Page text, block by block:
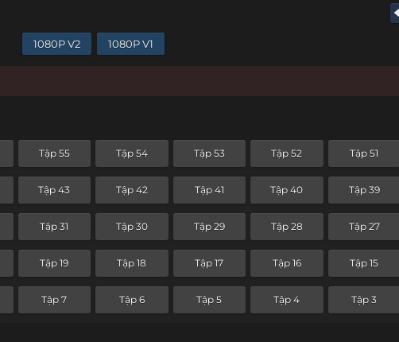
1080P V2 1080P V1
Tập 55 Tập 54 Tập 53 Tập 52 Tập 51
Tập 43 Tập 42 Tập 41 Tập 40 Tập 39
Tập 31 Tập 30 Tập 29 Tập 28 Tập 27
Tập 19 Tập 18 Tập 17 Tập 16 Tập 15
Tập 7 Tập 6 Tập 5 Tập 4 Tập 3